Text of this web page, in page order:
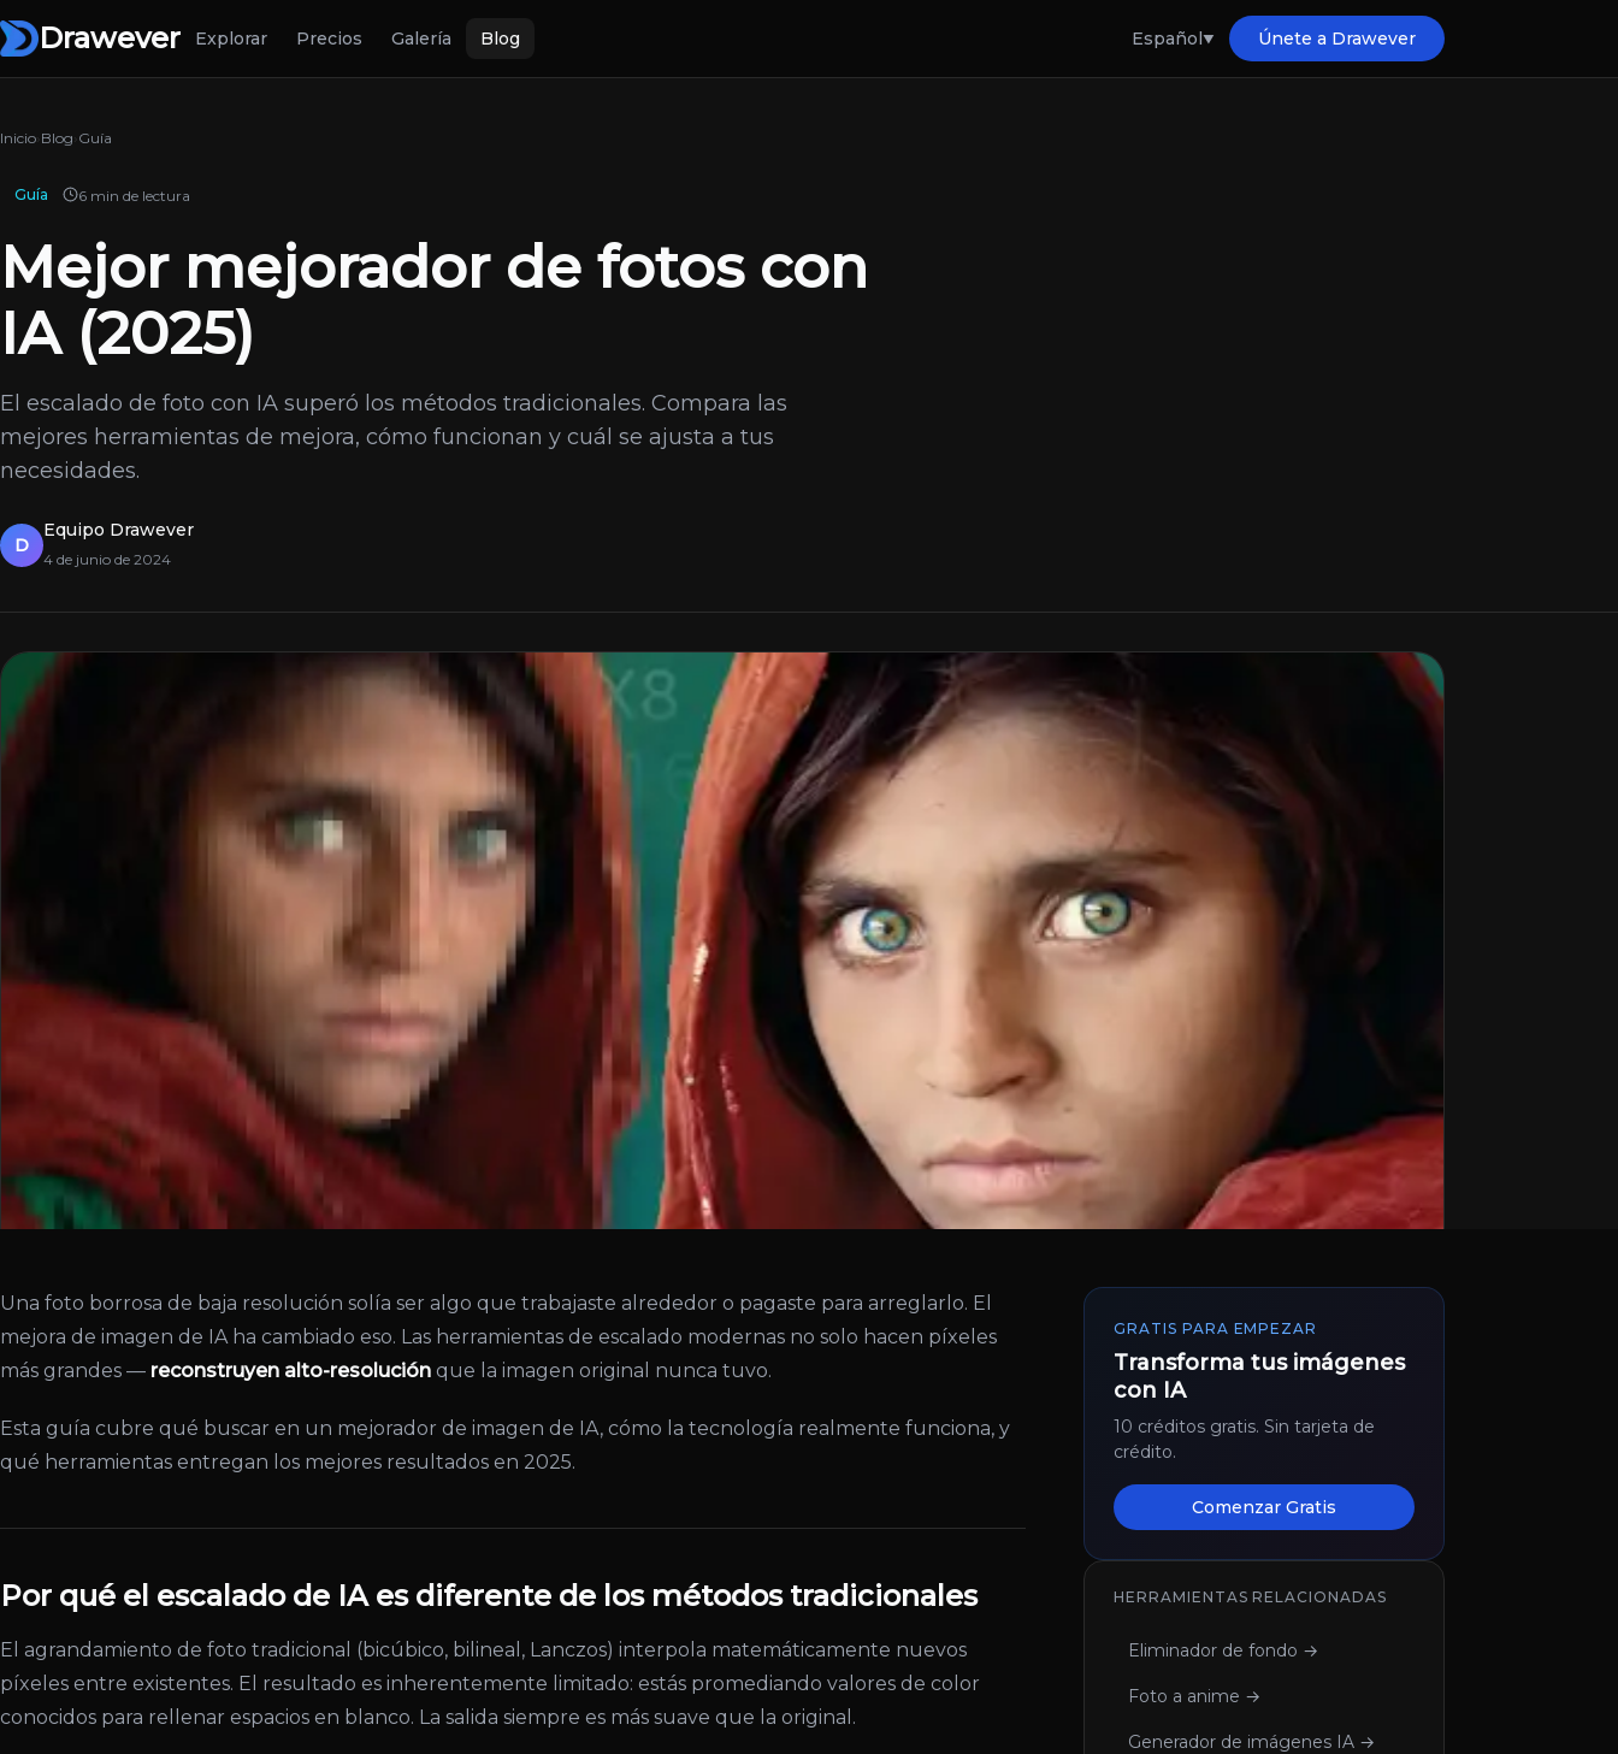
Drawever Explorar Precios Galería Blog Español Únete a Drawever
Inicio Blog Guía
Guía 6 min de lectura
Mejor mejorador de fotos con
IA (2025)
El escalado de foto con IA superó los métodos tradicionales. Compara las
mejores herramientas de mejora, cómo funcionan y cuál se ajusta a tus
necesidades.
D
Equipo Drawever
4 de junio de 2024
Una foto borrosa de baja resolución solía ser algo que trabajaste alrededor o pagaste para arreglarlo. El
mejora de imagen de IA ha cambiado eso. Las herramientas de escalado modernas no solo hacen píxeles
más grandes — reconstruyen alto-resolución que la imagen original nunca tuvo.
Esta guía cubre qué buscar en un mejorador de imagen de IA, cómo la tecnología realmente funciona, y
qué herramientas entregan los mejores resultados en 2025.
Por qué el escalado de IA es diferente de los métodos tradicionales
El agrandamiento de foto tradicional (bicúbico, bilineal, Lanczos) interpola matemáticamente nuevos
píxeles entre existentes. El resultado es inherentemente limitado: estás promediando valores de color
conocidos para rellenar espacios en blanco. La salida siempre es más suave que la original.
GRATIS PARA EMPEZAR
Transforma tus imágenes
con IA
10 créditos gratis. Sin tarjeta de
crédito.
Comenzar Gratis
HERRAMIENTAS RELACIONADAS
Eliminador de fondo →
Foto a anime →
Generador de imágenes IA →